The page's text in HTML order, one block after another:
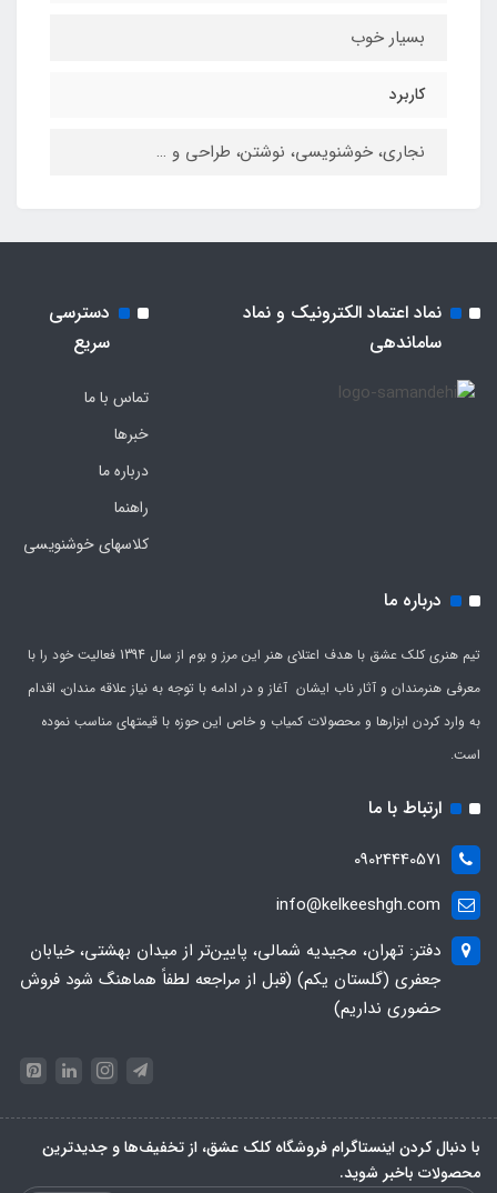
بسیار خوب
کاربرد
نجاری، خوشنویسی، نوشتن، طراحی و …
نماد اعتماد الکترونیک و نماد
ساماندهی
دسترسی
سریع
تماس با ما
خبرها
درباره ما
راهنما
کلاسهای خوشنویسی
درباره ما
تیم هنری کلک عشق با هدف اعتلای هنر این مرز و بوم از سال 1394 فعالیت خود را با
معرفی هنرمندان و آثار ناب ایشان آغاز و در ادامه با توجه به نیاز علاقه مندان، اقدام
به وارد کردن ابزارها و محصولات کمیاب و خاص این حوزه با قیمتهای مناسب نموده
است.
ارتباط با ما
09024440571
info@kelkeeshgh.com
دفتر: تهران، مجیدیه شمالی، پایین‌تر از میدان بهشتی، خیابان
جعفری (گلستان یکم) (قبل از مراجعه لطفاً هماهنگ شود فروش
حضوری نداریم)
با دنبال کردن اینستاگرام فروشگاه کلک عشق، از تخفیف‌ها و جدیدترین‌
محصولات باخبر شوید.